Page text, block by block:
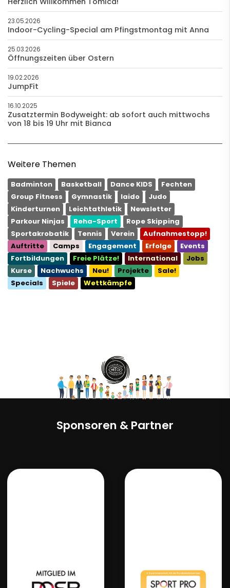
23.05.2026
Indoor-Cycling-Special am Pfingstmontag mit Anna
25.03.2026
Öffnungszeiten über Ostern
19.02.2026
JumpFit
16.10.2025
Zusatztermin Bodyweight: ab sofort auch mittwochs
von 18 bis 19 Uhr mit Bianca
Weitere Themen
Badminton Basketball Dance KIDS
Fechten
Group Fitness
Gymnastik Iaido
Judo
Kinderturnen
Leichtathletik
Newsletter
Parkour Ninjas
Reha-Sport
Rope Skipping
Sportakrobatik
Tennis Verein
Aufnahmestopp!
Auftritte
Camps Engagement Erfolge
Events
Fortbildungen
Freie Plätze! International
Jobs
Kurse
Nachwuchs Neu! Projekte
Sale!
Specials
Spiele Wettkämpfe
Sponsoren & Partner